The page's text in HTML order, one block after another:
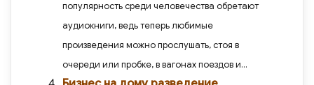
популярность среди человечества обретают
аудиокниги, ведь теперь любимые
произведения можно прослушать, стоя в
очереди или пробке, в вагонах поездов и...